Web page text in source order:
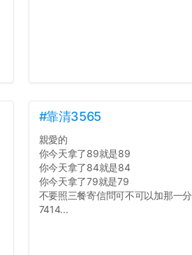
#靠清3565
親愛的
你今天拿了89就是89
你今天拿了84就是84
你今天拿了79就是79
不要照三餐寄信問可不可以加那一分
7414...